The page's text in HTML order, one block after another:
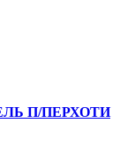
П/ПЕРХОТИ